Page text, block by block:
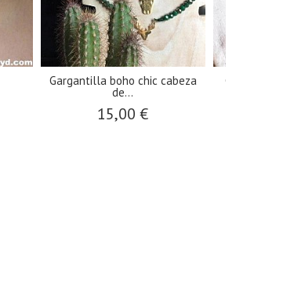
Gargantilla boho chic cabeza
de...
15,00 €
Gargantilla